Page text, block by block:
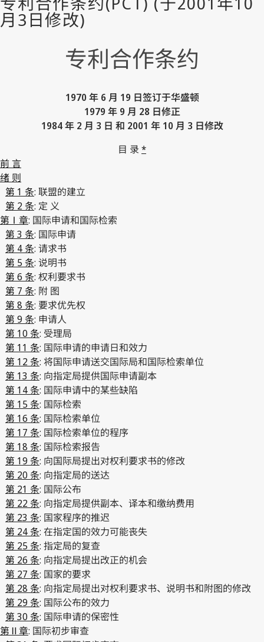
专利合作条约
1970 年 6 月 19 日签订于华盛顿
1979 年 9 月 28 日修正
1984 年 2 月 3 日 和 2001 年 10 月 3 日修改
目 录 *
前 言
绪 则
第 1 条: 联盟的建立
第 2 条: 定 义
第Ⅰ章: 国际申请和国际检索
第 3 条: 国际申请
第 4 条: 请求书
第 5 条: 说明书
第 6 条: 权利要求书
第 7 条: 附 图
第 8 条: 要求优先权
第 9 条: 申请人
第 10 条: 受理局
第 11 条: 国际申请的申请日和效力
第 12 条: 将国际申请送交国际局和国际检索单位
第 13 条: 向指定局提供国际申请副本
第 14 条: 国际申请中的某些缺陷
第 15 条: 国际检索
第 16 条: 国际检索单位
第 17 条: 国际检索单位的程序
第 18 条: 国际检索报告
第 19 条: 向国际局提出对权利要求书的修改
第 20 条: 向指定局的送达
第 21 条: 国际公布
第 22 条: 向指定局提供副本、译本和缴纳费用
第 23 条: 国家程序的推迟
第 24 条: 在指定国的效力可能丧失
第 25 条: 指定局的复查
第 26 条: 向指定局提出改正的机会
第 27 条: 国家的要求
第 28 条: 向指定局提出对权利要求书、说明书和附图的修改
第 29 条: 国际公布的效力
第 30 条: 国际申请的保密性
第Ⅱ章: 国际初步审查